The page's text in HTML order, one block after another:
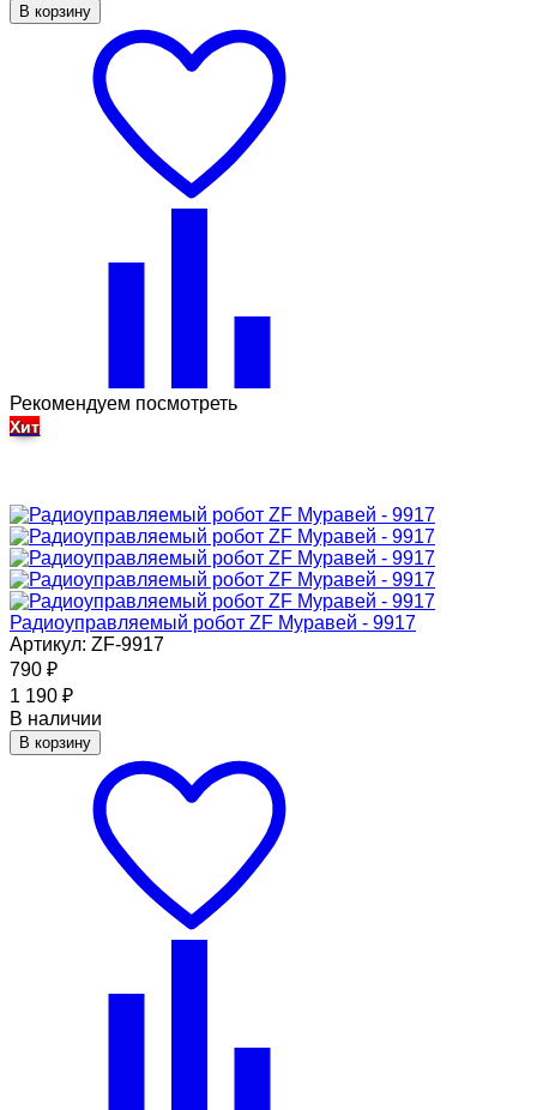
В корзину
Рекомендуем посмотреть
Хит
Радиоуправляемый робот ZF Муравей - 9917
Артикул: ZF-9917
790 ₽
1 190 ₽
В наличии
В корзину